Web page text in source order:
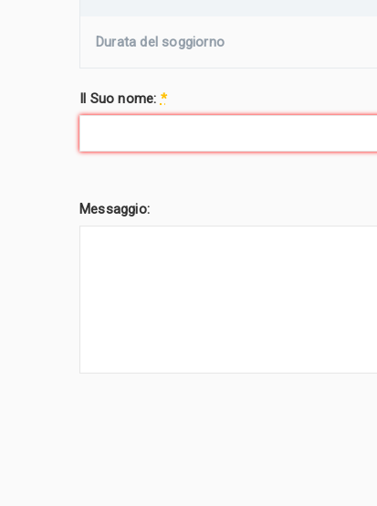
Durata del soggiorno
Il Suo nome: *
Messaggio: